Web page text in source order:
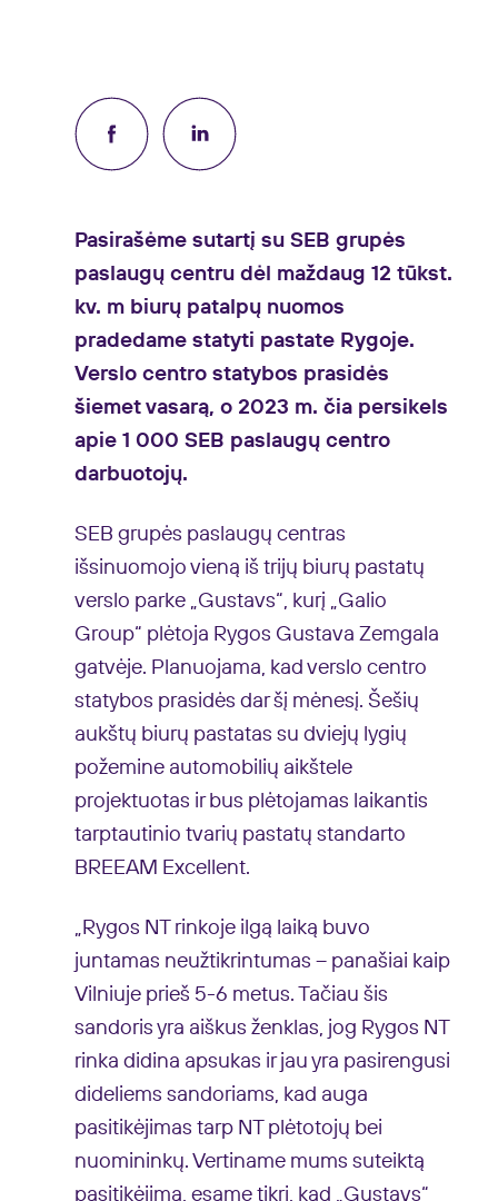
Pasirašėme sutartį su SEB grupės
paslaugų centru dėl maždaug 12 tūkst.
kv. m biurų patalpų nuomos
pradedame statyti pastate Rygoje.
Verslo centro statybos prasidės
šiemet vasarą, o 2023 m. čia persikels
apie 1 000 SEB paslaugų centro
darbuotojų.
SEB grupės paslaugų centras
išsinuomojo vieną iš trijų biurų pastatų
verslo parke „Gustavs“, kurį „Galio
Group“ plėtoja Rygos Gustava Zemgala
gatvėje. Planuojama, kad verslo centro
statybos prasidės dar šį mėnesį. Šešių
aukštų biurų pastatas su dviejų lygių
požemine automobilių aikštele
projektuotas ir bus plėtojamas laikantis
tarptautinio tvarių pastatų standarto
BREEAM Excellent.
„Rygos NT rinkoje ilgą laiką buvo
juntamas neužtikrintumas – panašiai kaip
Vilniuje prieš 5-6 metus. Tačiau šis
sandoris yra aiškus ženklas, jog Rygos NT
rinka didina apsukas ir jau yra pasirengusi
dideliems sandoriams, kad auga
pasitikėjimas tarp NT plėtotojų bei
nuomininkų. Vertiname mums suteiktą
pasitikėjimą, esame tikri, kad „Gustavs“